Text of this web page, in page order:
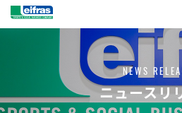
NEWS
ニュースリ